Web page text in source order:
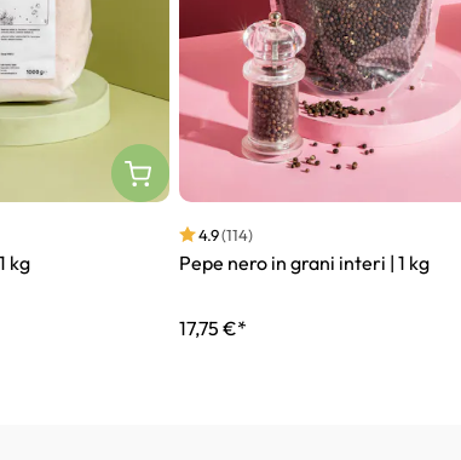
kg
4.9(114)
Pepe nero in grani interi | 1 kg
17,75 €*